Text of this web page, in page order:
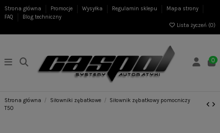
Strona główna Promocje Wysyłka Regulamin sklepu
Mapa strony
FAQ
Blog techniczny
Lista życzeń (0)
0
Strona główna Siłowniki zębatkowe
Siłownik zębatkowy pomocniczy
T50